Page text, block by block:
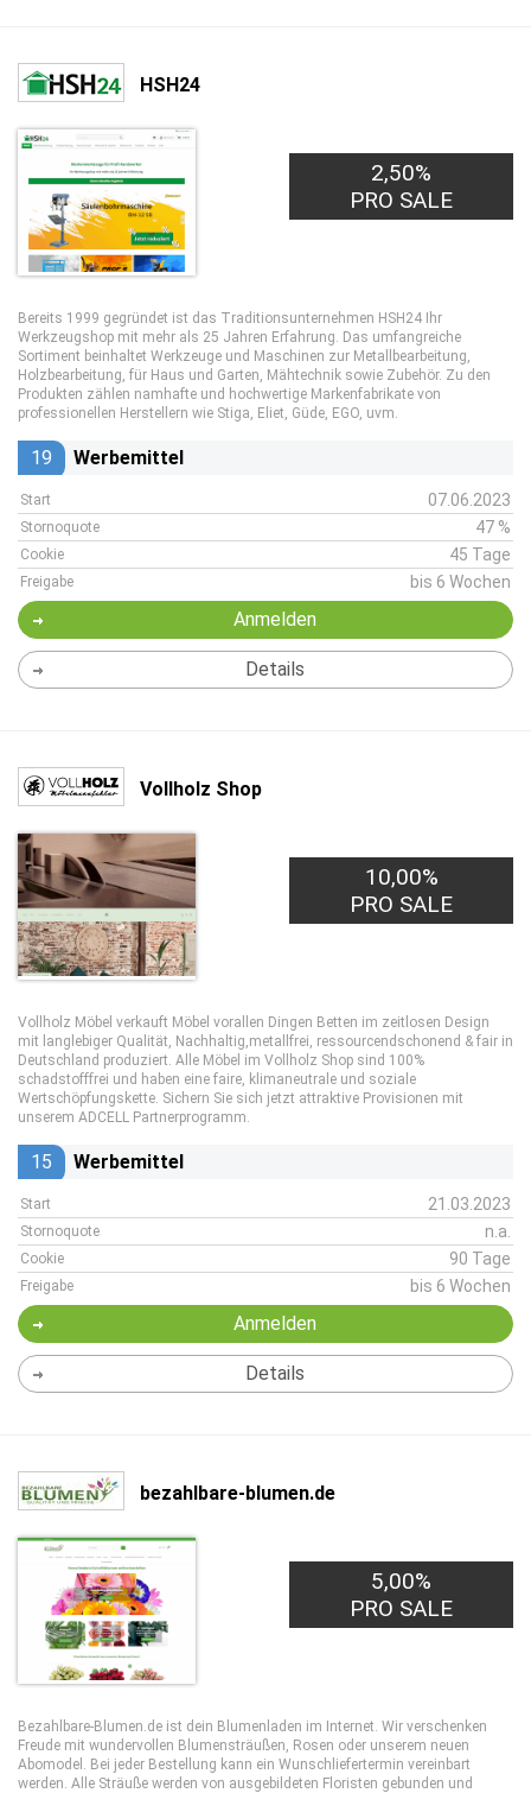
HSH24
2,50%
PRO SALE
Bereits 1999 gegründet ist das Traditionsunternehmen HSH24 Ihr
Werkzeugshop mit mehr als 25 Jahren Erfahrung. Das umfangreiche
Sortiment beinhaltet Werkzeuge und Maschinen zur Metallbearbeitung,
Holzbearbeitung, für Haus und Garten, Mähtechnik sowie Zubehör. Zu den
Produkten zählen namhafte und hochwertige Markenfabrikate von
professionellen Herstellern wie Stiga, Eliet, Güde, EGO, uvm.
19 Werbemittel
Start 07.06.2023
Stornoquote 47 %
Cookie 45 Tage
Freigabe bis 6 Wochen
Anmelden
Details
Vollholz Shop
10,00%
PRO SALE
Vollholz Möbel verkauft Möbel vorallen Dingen Betten im zeitlosen Design
mit langlebiger Qualität, Nachhaltig,metallfrei, ressourcendschonend & fair in
Deutschland produziert. Alle Möbel im Vollholz Shop sind 100%
schadstofffrei und haben eine faire, klimaneutrale und soziale
Wertschöpfungskette. Sichern Sie sich jetzt attraktive Provisionen mit
unserem ADCELL Partnerprogramm.
15 Werbemittel
Start 21.03.2023
Stornoquote n.a.
Cookie 90 Tage
Freigabe bis 6 Wochen
Anmelden
Details
bezahlbare-blumen.de
5,00%
PRO SALE
Bezahlbare-Blumen.de ist dein Blumenladen im Internet. Wir verschenken
Freude mit wundervollen Blumensträußen, Rosen oder unserem neuen
Abomodel. Bei jeder Bestellung kann ein Wunschliefertermin vereinbart
werden. Alle Sträuße werden von ausgebildeten Floristen gebunden und